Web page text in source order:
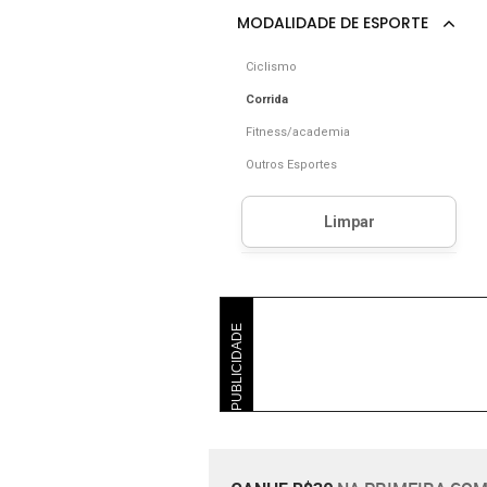
Ciclismo
Corrida
Fitness/academia
Outros Esportes
PUBLICIDADE